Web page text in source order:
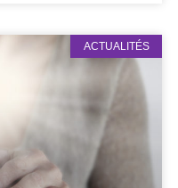
ACTUALITÉS